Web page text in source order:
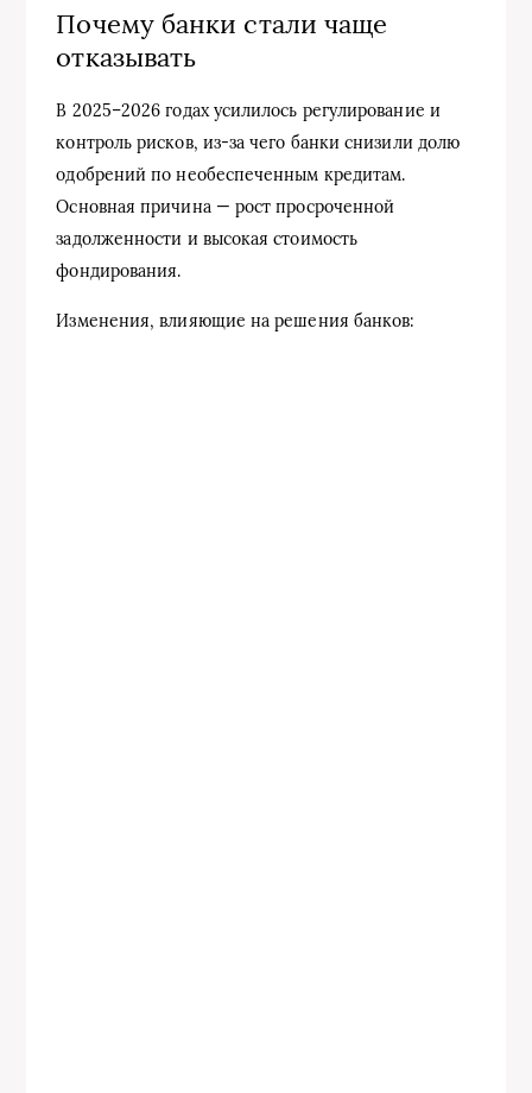
Почему банки стали чаще
отказывать
В 2025–2026 годах усилилось регулирование и
контроль рисков, из-за чего банки снизили долю
одобрений по необеспеченным кредитам.
Основная причина — рост просроченной
задолженности и высокая стоимость
фондирования.
Изменения, влияющие на решения банков: